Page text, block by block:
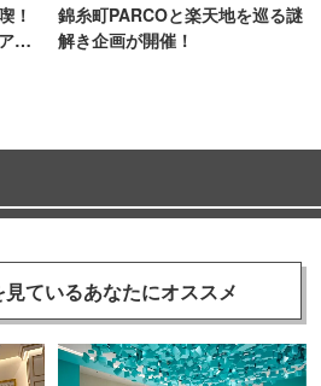
！
錦糸町PARCOと楽天地を巡る謎
解き企画が開催！
ているあなたにオススメ